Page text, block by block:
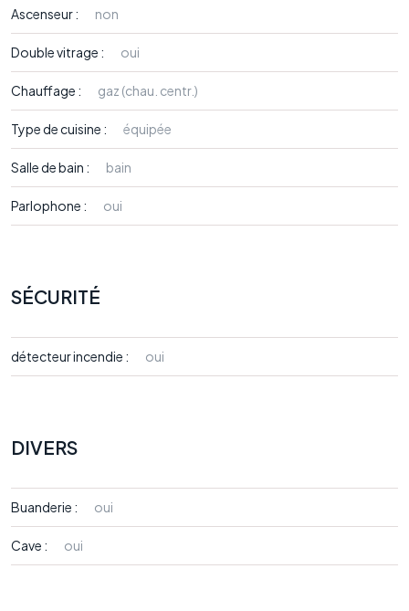
Ascenseur : non
Double vitrage : oui
Chauffage : gaz (chau. centr.)
Type de cuisine : équipée
Salle de bain : bain
Parlophone : oui
SÉCURITÉ
détecteur incendie : oui
DIVERS
Buanderie : oui
Cave : oui